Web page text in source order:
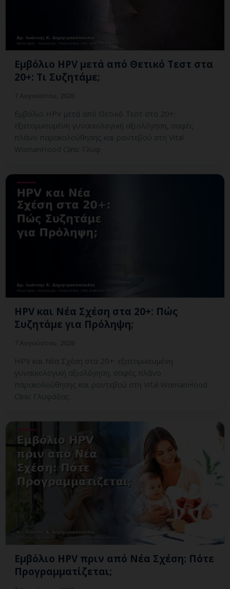
Εμβόλιο HPV μετά από Θετικό Τεστ στα
20+: Τι Συζητάμε;
Εμβόλιο HPV μετά από Θετικό Τεστ στα 20+:
εξατομικευμένη γυναικολογική αξιολόγηση, σαφές
πλάνο παρακολούθησης και ραντεβού στη Vital
WomanHood Clinic Γλυφ
HPV και Νέα Σχέση στα 20+: Πώς
Συζητάμε για Πρόληψη;
HPV και Νέα Σχέση στα 20+: εξατομικευμένη
γυναικολογική αξιολόγηση, σαφές πλάνο
παρακολούθησης και ραντεβού στη Vital WomanHood
Clinic Γλυφάδας.
Εμβόλιο HPV πριν από Νέα Σχέση: Πότε
Προγραμματίζεται;